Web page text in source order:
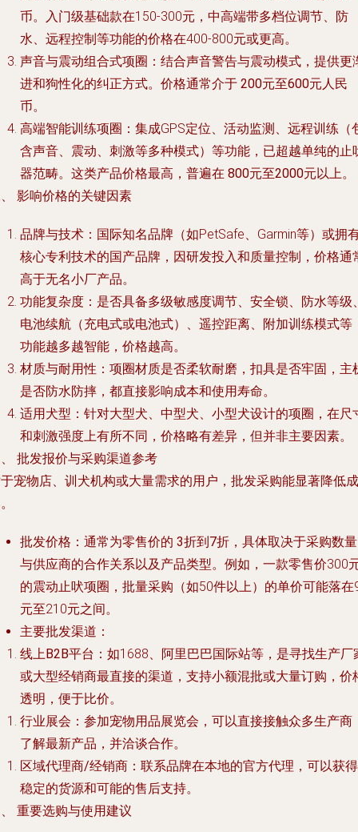
币。入门级基础款在150-300元，中高端带多档位调节、防
水、远程控制等功能的价格在400-800元或更高。
声音与震动组合式项圈：结合声音警告与震动模式，提供更
进和狗性化的纠正方式。价格通常介于 200元至600元人民
币。
高端智能训练项圈：集成GPS定位、活动监测、远程训练（
含声音、震动、刺激等多种模式）等功能，已超越单纯的止
器范畴。这类产品价格最高，普遍在 800元至2000元以上。
影响价格的关键因素
品牌与技术 ：国际知名品牌（如PetSafe、Garmin等）或拥
核心专利技术的国产品牌，因研发投入和质量控制，价格通
高于无名小厂产品。
功能复杂度 ：是否具备多级敏感度调节、安全锁、防水等级
电池续航（充电式或电池式）、遥控距离、附加训练模式等
功能越多越智能，价格越高。
材质与耐用性 ：项圈材质是否柔软耐磨，扣具是否牢固，主
是否防水防摔，都直接影响成本和使用寿命。
适用犬型 ：针对大型犬、中型犬、小型犬设计的项圈，在尺
和刺激强度上有所不同，价格略有差异，但并非主要因素。
批发报价与采购渠道参考
宠物店、训犬机构或大量需求的用户，批发采购能显著降低成
批发价格 ：通常为零售价的 3折到7折 ，具体取决于采购数
与供应商的合作关系以及产品类型。例如，一款零售价300
的震动止吠项圈，批量采购（如50件以上）的单价可能落在
元至210元之间。
主要批发渠道 ：
线上B2B平台 ：如1688、阿里巴巴国际站等，是寻找生产厂
或大型经销商最直接的渠道，支持小额混批或大量订购，价
透明，便于比价。
行业展会 ：参加宠物用品展览会，可以直接接触众多生产商
了解最新产品，并洽谈合作。
区域代理商/经销商 ：联系品牌在本地的官方代理，可以获得
稳定的货源和可能的售后支持。
重要选购与使用建议